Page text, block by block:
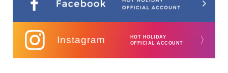
Instagram
HOT HOLIDAY
OFFICIAL ACCOUNT
〉